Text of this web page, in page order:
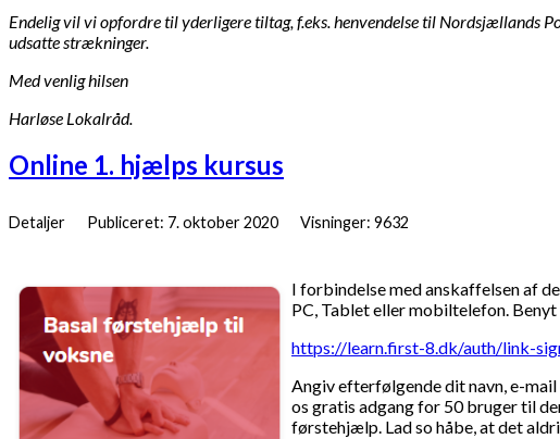
Endelig vil vi opfordre til yderligere tiltag, f.eks. henvendelse til Nordsjællands
udsatte strækninger.
Med venlig hilsen
Harløse Lokalråd.
Online 1. hjælps kursus
Detaljer Publiceret: 7. oktober 2020 Visninger: 9632
I forbindelse med anskaffelsen af
PC, Tablet eller mobiltelefon.
https://learn.first-8.dk/auth/link-
Angiv efterfølgende dit navn, e-
os gratis adgang for 50 bruger til
førstehjælp. Lad so håbe, at det